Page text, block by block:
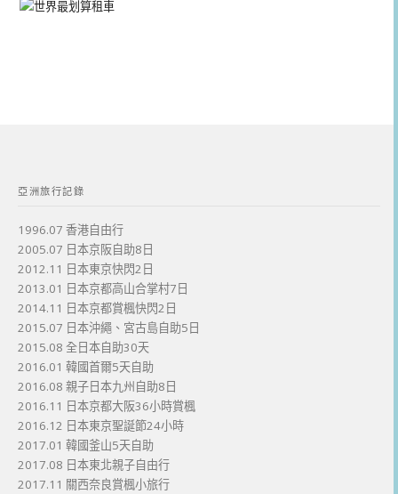
亞洲旅行記錄
1996.07 香港自由行
2005.07 日本京阪自助8日
2012.11 日本東京快閃2日
2013.01 日本京都高山合掌村7日
2014.11 日本京都賞楓快閃2日
2015.07 日本沖繩、宮古島自助5日
2015.08 全日本自助30天
2016.01 韓國首爾5天自助
2016.08 親子日本九州自助8日
2016.11 日本京都大阪36小時賞楓
2016.12 日本東京聖誕節24小時
2017.01 韓國釜山5天自助
2017.08 日本東北親子自由行
2017.11 關西奈良賞楓小旅行